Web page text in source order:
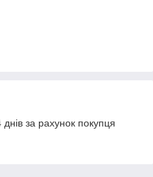
за рахунок покупця